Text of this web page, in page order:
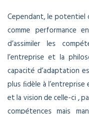
Cependant, le potentiel
comme performance
d’assimiler les
l’entreprise et la
capacité d’adaptation
plus ﬁdèle à
et la vision de celle-ci ,
compétences mais